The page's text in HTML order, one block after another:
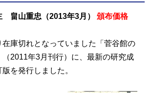
畠山重忠（2013年3月）
頒布価格
在庫切れとなっていました「菅谷館の
2011年3月刊行）に、最新の研究成
を発行しました。